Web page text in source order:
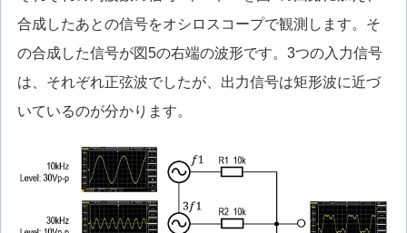
合成したあとの信号をオシロスコープで観測します。そ
の合成した信号が図5の右端の波形です。3つの入力信号
は、それぞれ正弦波でしたが、出力信号は矩形波に近づ
いているのが分かります。